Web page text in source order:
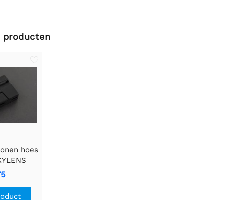
producten
hoes